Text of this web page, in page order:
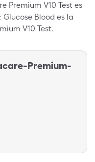
Premium V10 Test es
Blood es la
V10 Test.
Premium-